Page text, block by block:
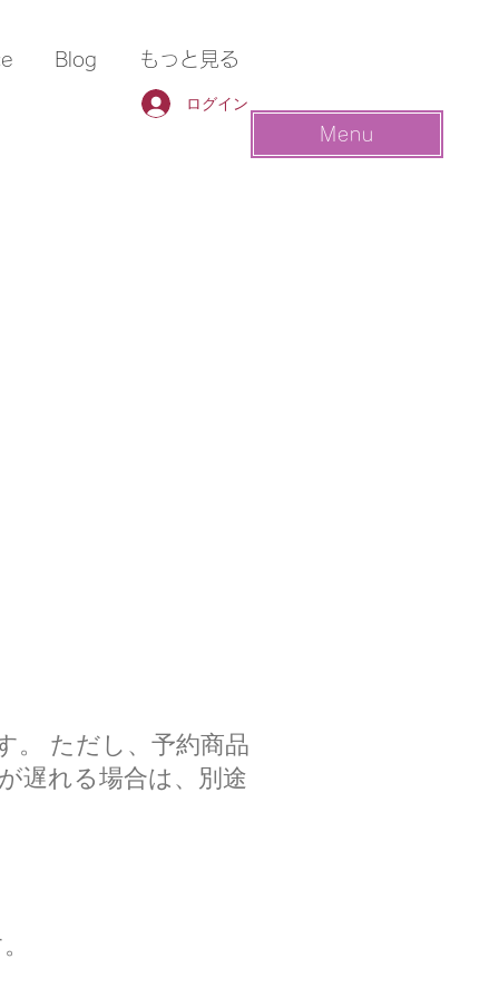
Blog もっと見る
Menu
ログイン
。 ただし、予約商品
遅れる場合は、別途